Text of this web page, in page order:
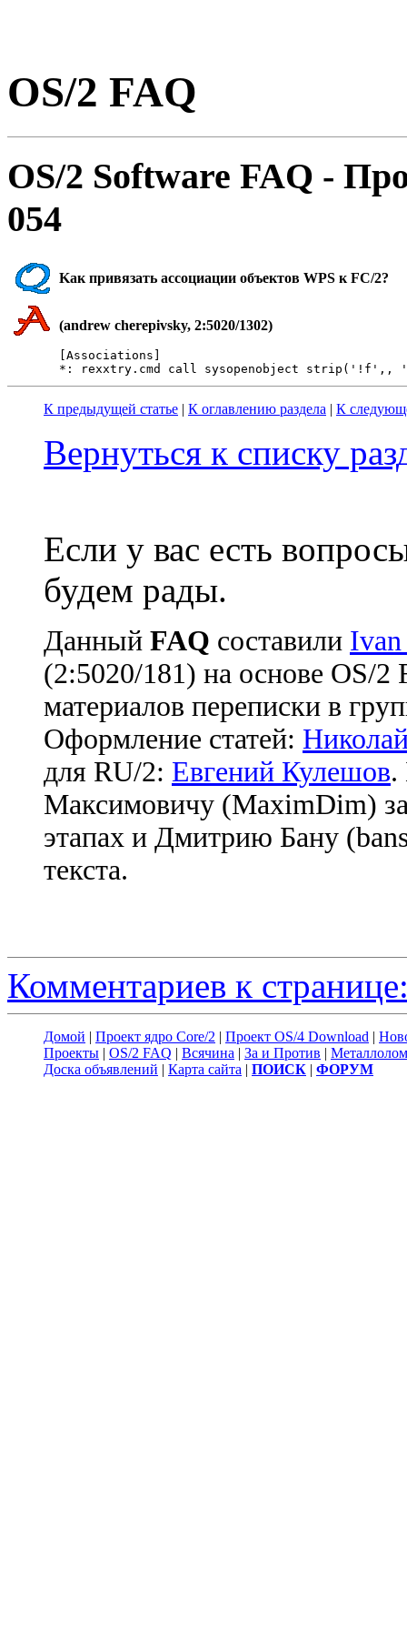
OS/2 FAQ
OS/2 Software FAQ -
054
Kак привязать ассоциации объектов WPS к FC/2?
(andrew cherepivsky, 2:5020/1302)
[Associations]
К предыдущей статье | К оглавлению раздела | К
Вернуться к списку
Если у вас есть
будем рады.
Данный FAQ cоставили
(2:5020/181) на основе OS/
материалов переписки в
Оформление статей:
для RU/2: Евгений Кулешов.
Максимовичу (MaximDim)
этапах и Дмитрию Бану
текста.
Комментариев к
Домой | Проект ядро Core/2 | Проект OS/4 Download |
Проекты | OS/2 FAQ | Всячина | За и Против | Металлолом
Доска объявлений | Карта сайта | ПОИСК | ФОРУМ